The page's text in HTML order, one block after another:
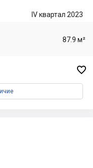
IV квартал 2023
87.9 м²
